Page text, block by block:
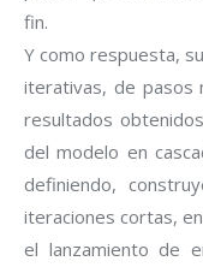
fin.
Y como respuesta,
iterativas, de pasos
resultados
del modelo en
definiendo,
iteraciones cortas,
el lanzamiento de